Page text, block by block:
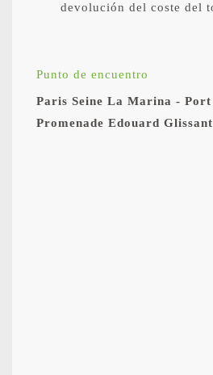
devolución del coste del
Punto de encuentro
Paris Seine La Marina -
Promenade Edouard